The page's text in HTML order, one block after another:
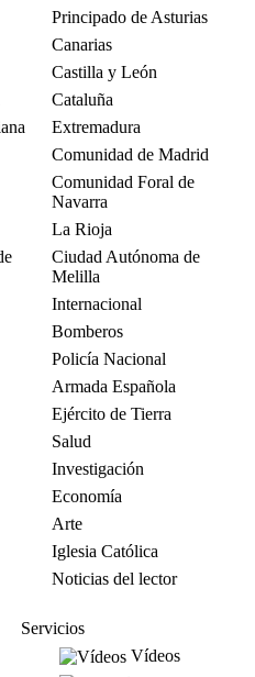
Principado de Asturias
Canarias
Castilla y León
Cataluña
Extremadura
Comunidad de Madrid
Comunidad Foral de
Navarra
La Rioja
Ciudad Autónoma de
Melilla
Internacional
Bomberos
Policía Nacional
Armada Española
Ejército de Tierra
Salud
Investigación
Economía
Arte
Iglesia Católica
Noticias del lector
Servicios
Vídeos